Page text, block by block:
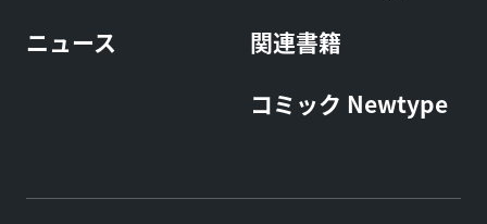
ニュース
関連書籍
コミック Newtype